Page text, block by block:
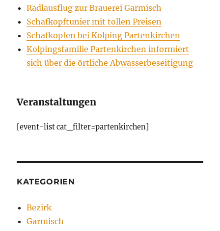
Radlausflug zur Brauerei Garmisch
Schafkopftunier mit tollen Preisen
Schafkopfen bei Kolping Partenkirchen
Kolpingsfamilie Partenkirchen informiert
sich über die örtliche Abwasserbeseitigung
Veranstaltungen
[event-list cat_filter=partenkirchen]
KATEGORIEN
Bezirk
Garmisch